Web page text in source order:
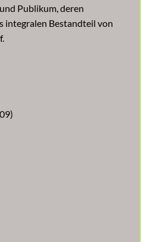
Publikum, deren
integralen Bestandteil von